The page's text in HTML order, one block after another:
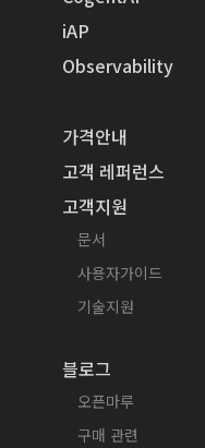
iAP
Observability
가격안내
고객 레퍼런스
고객지원
문서
사용자가이드
기술지원
블로그
오픈마루
구매 관련